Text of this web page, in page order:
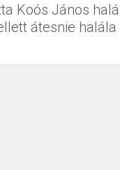
Koós János
átesnie